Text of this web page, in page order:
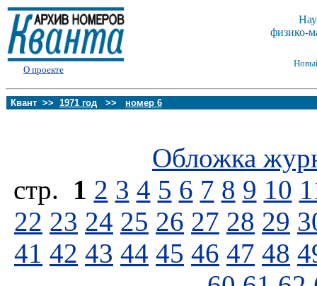
О проекте
физико-
Квант >> 1971 год >> номер 6
Обложка
стp. 1 2 3 4 5 6 7 8 9 10
22 23 24 25 26 27 28 29
41 42 43 44 45 46 47 48